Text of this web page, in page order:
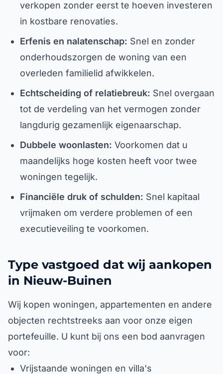
verkopen zonder eerst te hoeven investeren
in kostbare renovaties.
Erfenis en nalatenschap: Snel en zonder
onderhoudszorgen de woning van een
overleden familielid afwikkelen.
Echtscheiding of relatiebreuk: Snel overgaan
tot de verdeling van het vermogen zonder
langdurig gezamenlijk eigenaarschap.
Dubbele woonlasten: Voorkomen dat u
maandelijks hoge kosten heeft voor twee
woningen tegelijk.
Financiële druk of schulden: Snel kapitaal
vrijmaken om verdere problemen of een
executieveiling te voorkomen.
Type vastgoed dat wij aankopen
in Nieuw-Buinen
Wij kopen woningen, appartementen en andere
objecten rechtstreeks aan voor onze eigen
portefeuille. U kunt bij ons een bod aanvragen
voor:
Vrijstaande woningen en villa's